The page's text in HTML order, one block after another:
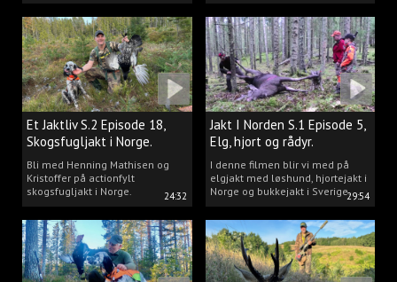
24:32
Et Jaktliv S.2 Episode 18,
Skogsfugljakt i Norge.
Bli med Henning Mathisen og
Kristoffer på actionfylt
skogsfugljakt i Norge.
29:54
Jakt I Norden S.1 Episode 5,
Elg, hjort og rådyr.
I denne filmen blir vi med på
elgjakt med løshund, hjortejakt i
Norge og bukkejakt i Sverige.